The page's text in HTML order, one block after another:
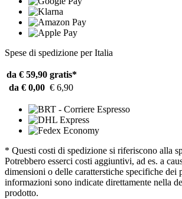
Spese di spedizione per Italia
da € 59,90 gratis*
da € 0,00 € 6,90
* Questi costi di spedizione si riferiscono alla
Potrebbero esserci costi aggiuntivi, ad es. a
dimensioni o delle caratterstiche specifiche dei
informazioni sono indicate direttamente nella
prodotto.